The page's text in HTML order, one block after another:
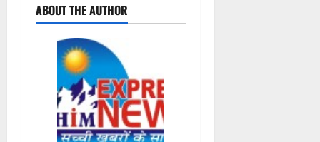
o
ABOUT THE AUTHOR